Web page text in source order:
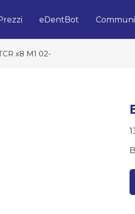
eDentBot
x8 M1 02-